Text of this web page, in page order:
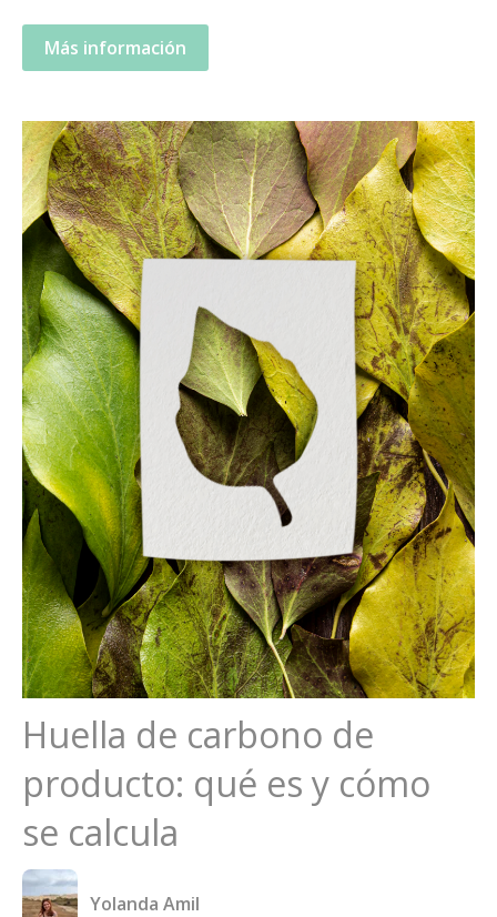
Más información
Huella de carbono de
producto: qué es y cómo
se calcula
Yolanda Amil